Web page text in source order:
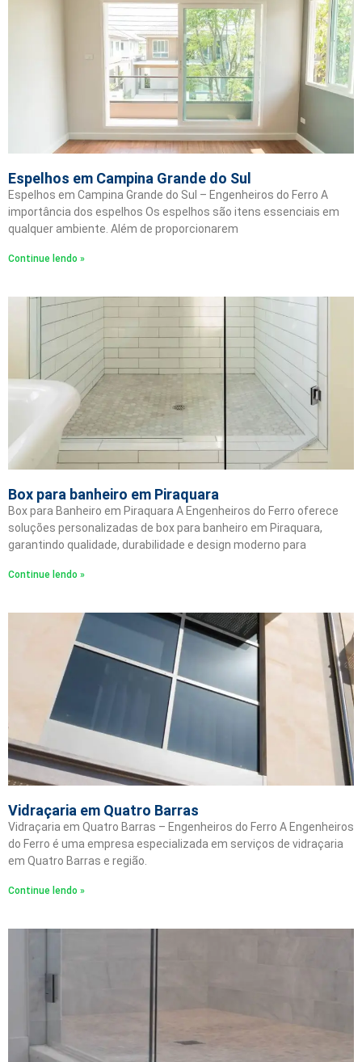
Espelhos em Campina Grande do Sul
Espelhos em Campina Grande do Sul – Engenheiros do Ferro A
importância dos espelhos Os espelhos são itens essenciais em
qualquer ambiente. Além de proporcionarem
Continue lendo »
Box para banheiro em Piraquara
Box para Banheiro em Piraquara A Engenheiros do Ferro oferece
soluções personalizadas de box para banheiro em Piraquara,
garantindo qualidade, durabilidade e design moderno para
Continue lendo »
Vidraçaria em Quatro Barras
Vidraçaria em Quatro Barras – Engenheiros do Ferro A Engenheiros
do Ferro é uma empresa especializada em serviços de vidraçaria
em Quatro Barras e região.
Continue lendo »